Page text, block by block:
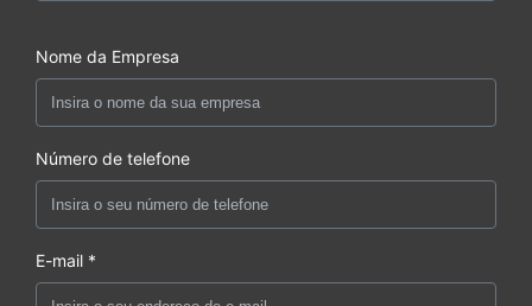
Nome da Empresa
Número de telefone
E-mail *